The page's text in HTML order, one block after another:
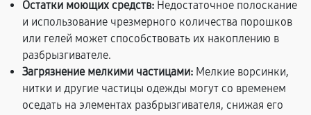
Остатки моющих средств: Недостаточное полоскание
и использование чрезмерного количества порошков
или гелей может способствовать их накоплению в
разбрызгивателе.
Загрязнение мелкими частицами: Мелкие ворсинки,
нитки и другие частицы одежды могут со временем
оседать на элементах разбрызгивателя, снижая его